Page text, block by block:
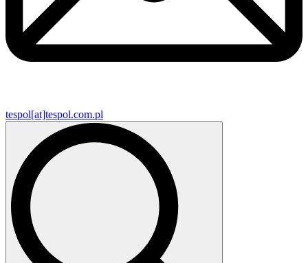
tespol[at]tespol.com.pl
Search